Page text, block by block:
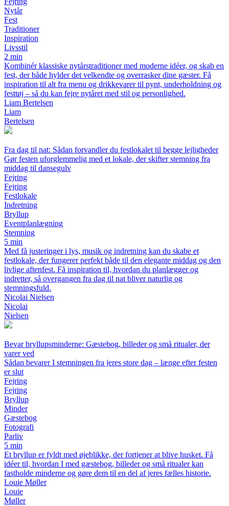
Nytår
Fest
Traditioner
Inspiration
Livsstil
2 min
Kombinér klassiske nytårstraditioner med moderne idéer, og skab en
fest, der både hylder det velkendte og overrasker dine gæster. Få
inspiration til alt fra menu og drikkevarer til pynt, underholdning og
festtøj – så du kan fejre nytåret med stil og personlighed.
Liam Bertelsen
Liam
Bertelsen
Fra dag til nat: Sådan forvandler du festlokalet til begge lejligheder
Gør festen uforglemmelig med et lokale, der skifter stemning fra
middag til dansegulv
Fejring
Fejring
Festlokale
Indretning
Bryllup
Eventplanlægning
Stemning
5 min
Med få justeringer i lys, musik og indretning kan du skabe et
festlokale, der fungerer perfekt både til den elegante middag og den
livlige aftenfest. Få inspiration til, hvordan du planlægger og
indretter, så overgangen fra dag til nat bliver naturlig og
stemningsfuld.
Nicolai Nielsen
Nicolai
Nielsen
Bevar bryllupsminderne: Gæstebog, billeder og små ritualer, der
varer ved
Sådan bevarer I stemningen fra jeres store dag – længe efter festen
er slut
Fejring
Fejring
Bryllup
Minder
Gæstebog
Fotografi
Parliv
5 min
Et bryllup er fyldt med øjeblikke, der fortjener at blive husket. Få
idéer til, hvordan I med gæstebog, billeder og små ritualer kan
fastholde minderne og gøre dem til en del af jeres fælles historie.
Louie Møller
Louie
Møller